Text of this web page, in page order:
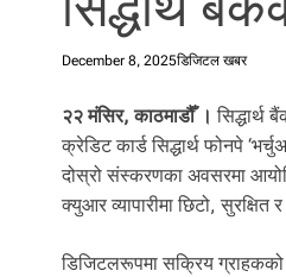
.December 8, 2025डिजिटल खबर
२२ मंसिर, काठमाडौँ । सिद्धार्थ
क्रेडिट कार्ड सिद्धार्थ फोनपे
दोस्रो संस्करणका अवसरमा
क्युआर व्यापारीमा छिटो, सुरक्षित
डिजिटलरूपमा सक्रिय ग्राहकको